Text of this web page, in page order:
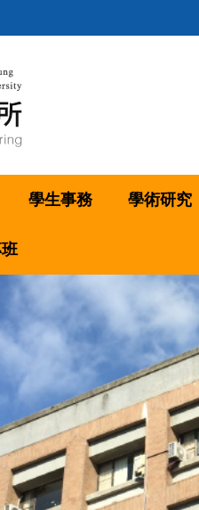
學生事務 學術研究